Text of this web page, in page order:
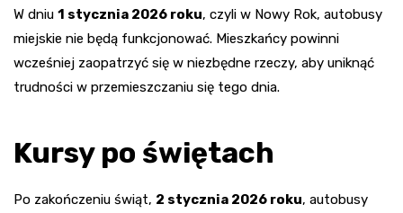
W dniu 1 stycznia 2026 roku, czyli w Nowy Rok, autobusy
miejskie nie będą funkcjonować. Mieszkańcy powinni
wcześniej zaopatrzyć się w niezbędne rzeczy, aby uniknąć
trudności w przemieszczaniu się tego dnia.
Kursy po świętach
Po zakończeniu świąt, 2 stycznia 2026 roku, autobusy